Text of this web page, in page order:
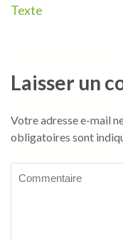
l’article
Texte
Laisser un
Votre adresse e-mail
obligatoires sont